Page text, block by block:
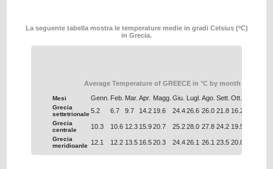
La seguente tabella mostra le temperature medie in gradi Celsius (ºC)
in Grecia.
Average Temperature of GREECE in °C by month
Mesi Genn. Feb. Mar. Apr. Magg. Giu. Lugl. Ago. Sett. Ott.
Grecia
settetrionale 5.2 6.7 9.7 14.2 19.6 24.426.6 26.0 21.8 16.2
Grecia
centrale
10.3 10.6 12.3 15.920.7 25.228.0 27.8 24.2 19.5
Grecia
meridioanle 12.1 12.2 13.5 16.520.3 24.426.1 26.1 23.5 20.0